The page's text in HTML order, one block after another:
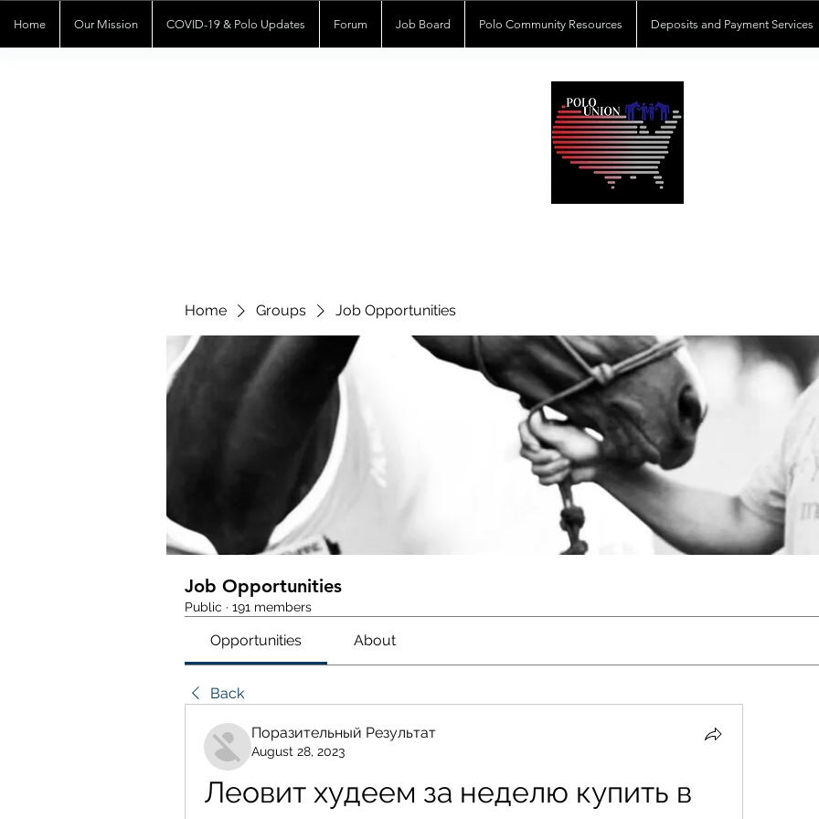
Home Our Mission COVID-19 & Polo Updates Forum Job Board Polo Community Resources Deposits and Payment Services
Home Groups Job Opportunities
Job Opportunities
Public · 191 members
Opportunities About
Back
Поразительный Результат
August 28, 2023
Леовит худеем за неделю купить в